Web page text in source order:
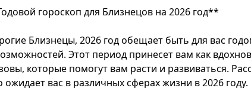
гороскоп для Близнецов на 2026 год**
Близнецы, 2026 год обещает быть для вас
Этот период принесет вам как
которые помогут вам расти и развиваться.
ожидает вас в различных сферах жизни в 2026 году.